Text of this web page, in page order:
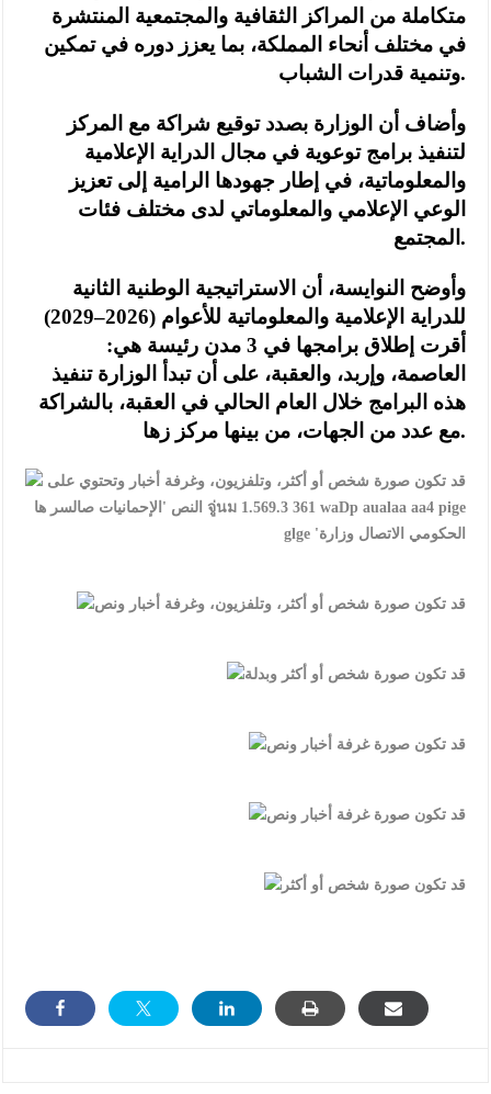
متكاملة من المراكز الثقافية والمجتمعية المنتشرة
في مختلف أنحاء المملكة، بما يعزز دوره في تمكين
وتنمية قدرات الشباب.
وأضاف أن الوزارة بصدد توقيع شراكة مع المركز
لتنفيذ برامج توعوية في مجال الدراية الإعلامية
والمعلوماتية، في إطار جهودها الرامية إلى تعزيز
الوعي الإعلامي والمعلوماتي لدى مختلف فئات
المجتمع.
وأوضح النوايسة، أن الاستراتيجية الوطنية الثانية
للدراية الإعلامية والمعلوماتية للأعوام (2026–2029)
أقرت إطلاق برامجها في 3 مدن رئيسة هي:
العاصمة، وإربد، والعقبة، على أن تبدأ الوزارة تنفيذ
هذه البرامج خلال العام الحالي في العقبة، بالشراكة
مع عدد من الجهات، من بينها مركز زها.